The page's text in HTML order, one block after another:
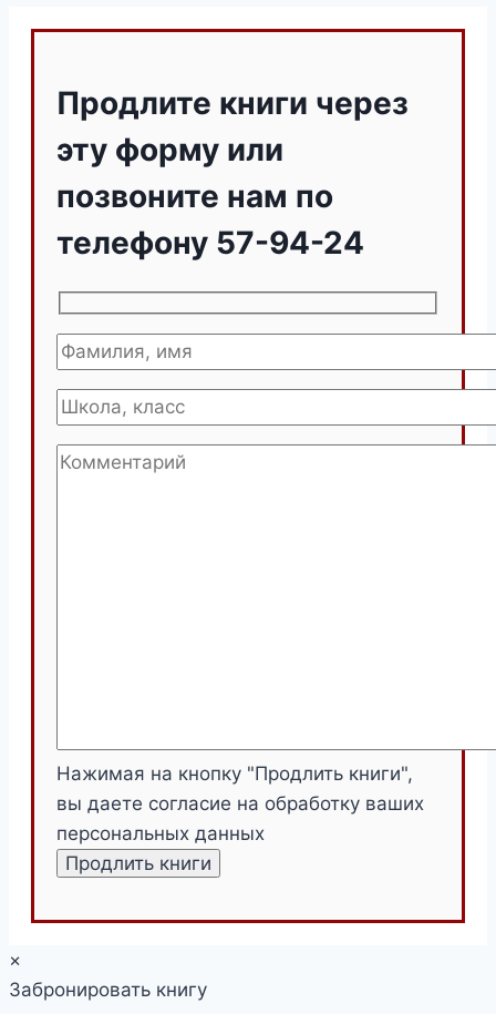
Продлите книги через
эту форму или
позвоните нам по
телефону 57-94-24
Нажимая на кнопку "Продлить книги",
вы даете согласие на обработку ваших
персональных данных
×
Забронировать книгу